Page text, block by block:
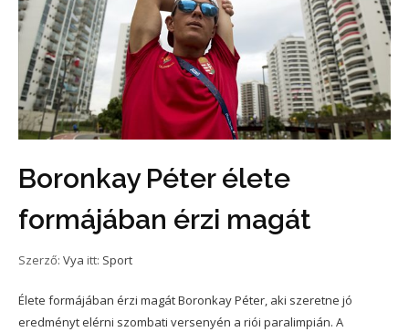
Boronkay Péter élete
formájában érzi magát
Szerző: Vya itt: Sport
Élete formájában érzi magát Boronkay Péter, aki szeretne jó
eredményt elérni szombati versenyén a riói paralimpián. A